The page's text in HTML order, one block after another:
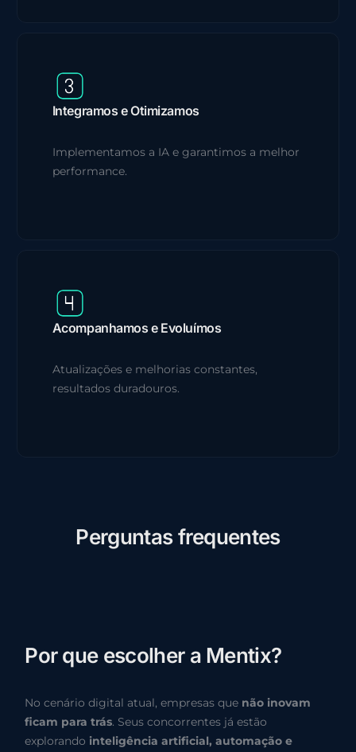
Integramos e Otimizamos
Implementamos a IA e garantimos a melhor
performance.
Acompanhamos e Evoluímos
Atualizações e melhorias constantes,
resultados duradouros.
Perguntas frequentes
Por que escolher a Mentix?
No cenário digital atual, empresas que não inovam
ficam para trás. Seus concorrentes já estão
explorando inteligência artificial, automação e